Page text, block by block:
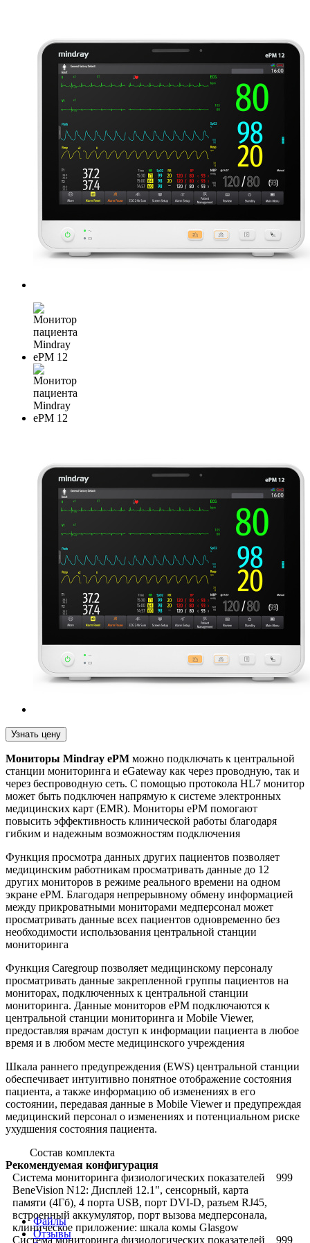
Узнать цену
Мониторы Mindray ePM можно подключать к центральной
станции мониторинга и eGateway как через проводную, так и
через беспроводную сеть. С помощью протокола HL7 монитор
может быть подключен напрямую к системе электронных
медицинских карт (EMR). Мониторы ePM помогают
повысить эффективность клинической работы благодаря
гибким и надежным возможностям подключения
Функция просмотра данных других пациентов позволяет
медицинским работникам просматривать данные до 12
других мониторов в режиме реального времени на одном
экране ePM. Благодаря непрерывному обмену информацией
между прикроватными мониторами медперсонал может
просматривать данные всех пациентов одновременно без
необходимости использования центральной станции
мониторинга
Функция Caregroup позволяет медицинскому персоналу
просматривать данные закрепленной группы пациентов на
мониторах, подключенных к центральной станции
мониторинга. Данные мониторов ePM подключаются к
центральной станции мониторинга и Mobile Viewer,
предоставляя врачам доступ к информации пациента в любое
время и в любом месте медицинского учреждения
Шкала раннего предупреждения (EWS) центральной станции
обеспечивает интуитивно понятное отображение состояния
пациента, а также информацию об изменениях в его
состоянии, передавая данные в Mobile Viewer и предупреждая
медицинский персонал о изменениях и потенциальном риске
ухудшения состояния пациента.
Состав комплекта
Рекомендуемая конфигурация
Система мониторинга физиологических показателей
BeneVision N12: Дисплей 12.1", сенсорный, карта
памяти (4Гб), 4 порта USB, порт DVI-D, разъем RJ45,
встроенный аккумулятор, порт вызова медперсонала,
клиническое приложение: шкала комы Glasgow
999
Система мониторинга физиологических показателей
999
Файлы
Отзывы